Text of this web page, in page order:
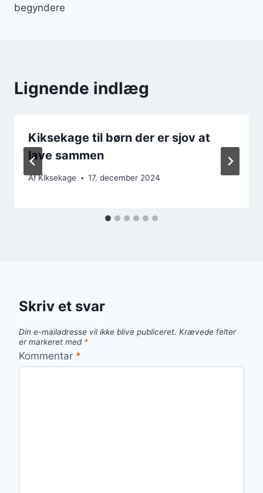
begyndere
Lignende indlæg
Kiksekage til børn der er sjov at
lave sammen
AfKiksekage 17. december 2024
Skriv et svar
Din e-mailadresse vil ikke blive publiceret. Krævede felter
er markeret med *
Kommentar *